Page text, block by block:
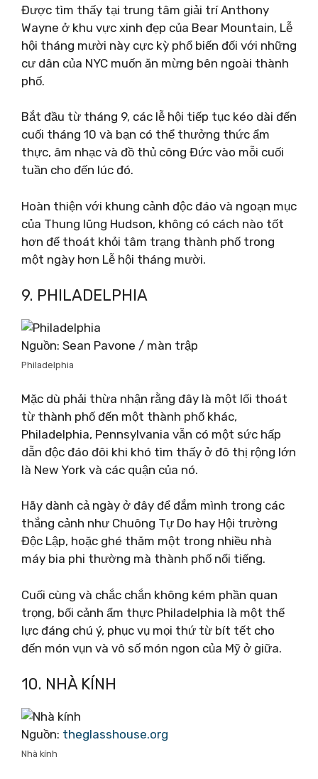
Được tìm thấy tại trung tâm giải trí Anthony
Wayne ở khu vực xinh đẹp của Bear Mountain, Lễ
hội tháng mười này cực kỳ phổ biến đối với những
cư dân của NYC muốn ăn mừng bên ngoài thành
phố.
Bắt đầu từ tháng 9, các lễ hội tiếp tục kéo dài đến
cuối tháng 10 và bạn có thể thưởng thức ẩm
thực, âm nhạc và đồ thủ công Đức vào mỗi cuối
tuần cho đến lúc đó.
Hoàn thiện với khung cảnh độc đáo và ngoạn mục
của Thung lũng Hudson, không có cách nào tốt
hơn để thoát khỏi tâm trạng thành phố trong
một ngày hơn Lễ hội tháng mười.
9. PHILADELPHIA
Nguồn: Sean Pavone / màn trập
Philadelphia
Mặc dù phải thừa nhận rằng đây là một lối thoát
từ thành phố đến một thành phố khác,
Philadelphia, Pennsylvania vẫn có một sức hấp
dẫn độc đáo đôi khi khó tìm thấy ở đô thị rộng lớn
là New York và các quận của nó.
Hãy dành cả ngày ở đây để đắm mình trong các
thắng cảnh như Chuông Tự Do hay Hội trường
Độc Lập, hoặc ghé thăm một trong nhiều nhà
máy bia phi thường mà thành phố nổi tiếng.
Cuối cùng và chắc chắn không kém phần quan
trọng, bối cảnh ẩm thực Philadelphia là một thế
lực đáng chú ý, phục vụ mọi thứ từ bít tết cho
đến món vụn và vô số món ngon của Mỹ ở giữa.
10. NHÀ KÍNH
Nguồn: theglasshouse.org
Nhà kính